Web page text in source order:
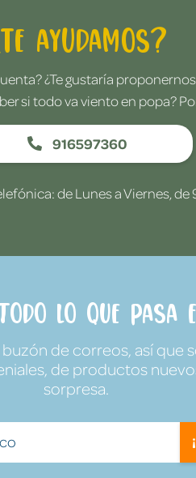
ayudamos?
¿Te gustaría
si todo va viento en popa?
916597360
de Lunes a Viernes, de
lo que pasa
de correos, así que
de productos
sorpresa.